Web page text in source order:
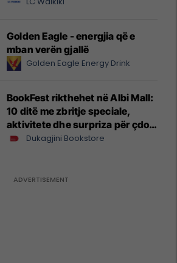
Golden Eagle - energjia që e
mban verën gjallë
Golden Eagle Energy Drink
BookFest rikthehet në Albi Mall:
10 ditë me zbritje speciale,
aktivitete dhe surpriza për çdo
lexuesDukagjini Bookstore